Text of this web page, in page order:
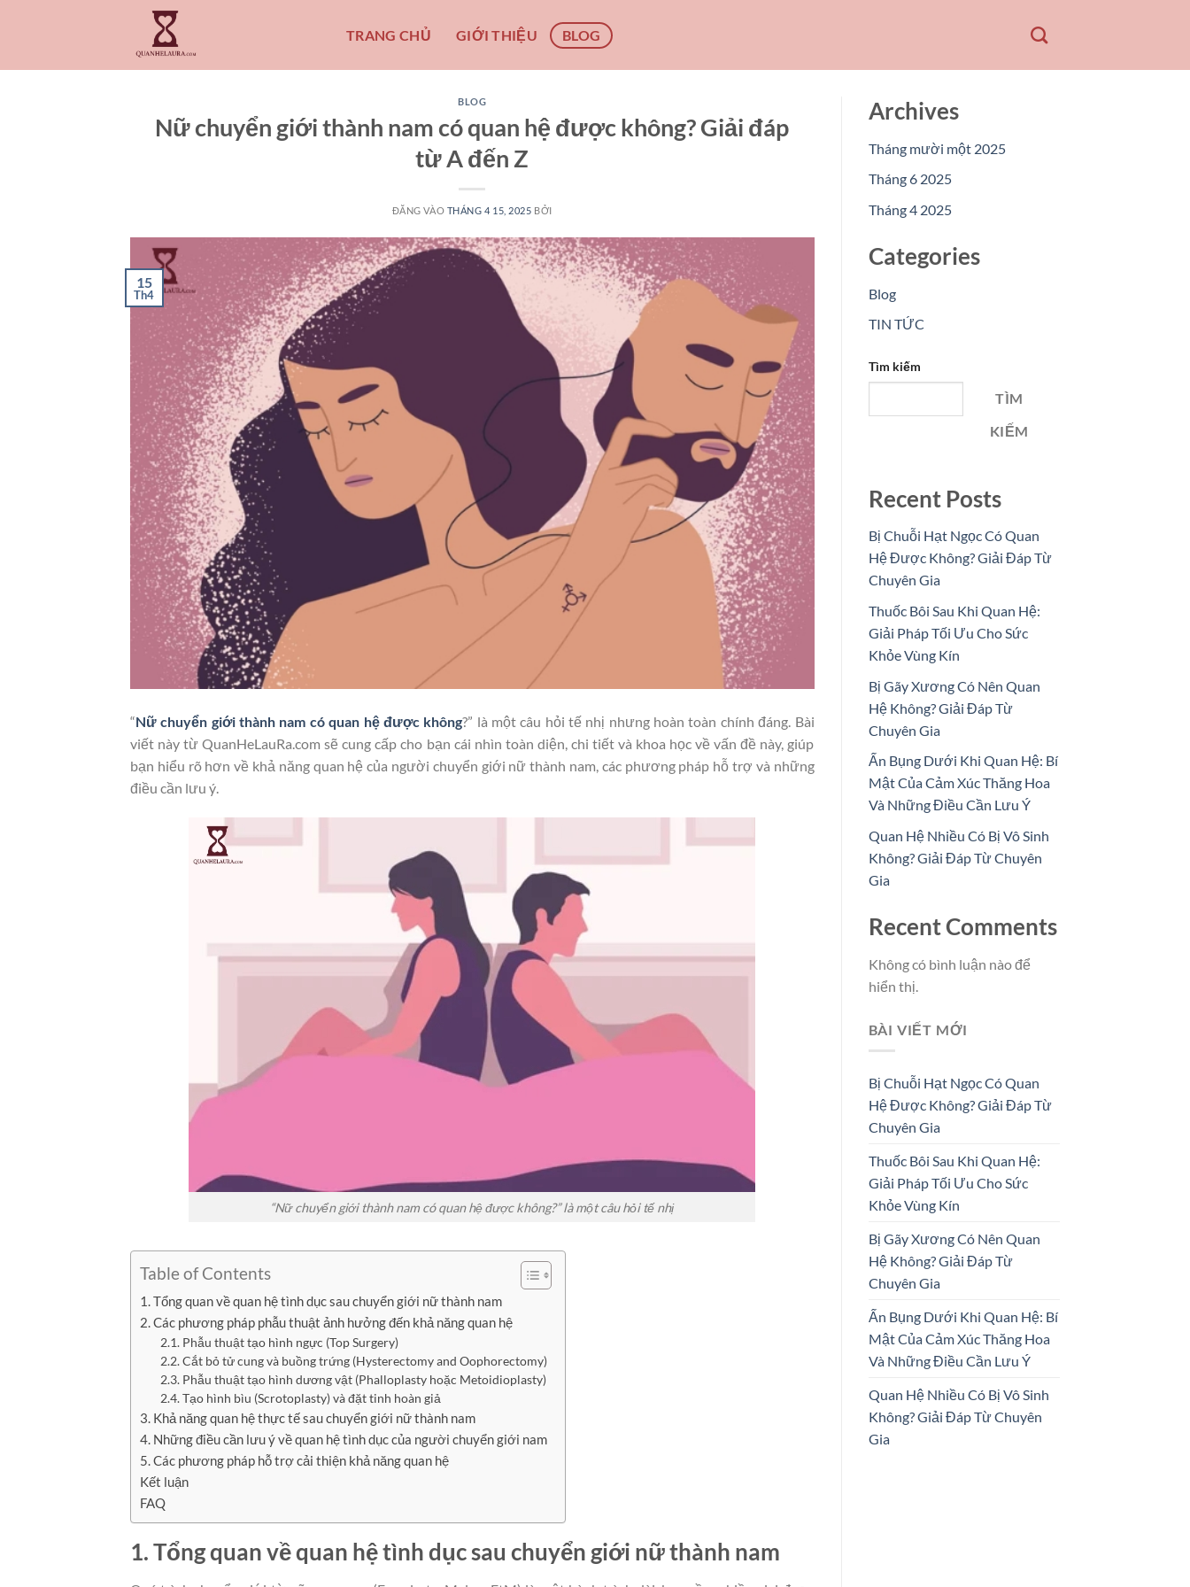
TRANG CHỦ GIỚI THIỆU BLOG
BLOG
Nữ chuyển giới thành nam có quan hệ được không? Giải đáp
từ A đến Z
ĐĂNG VÀO THÁNG 4 15, 2025 BỞI
15
Th4
“Nữ chuyển giới thành nam có quan hệ được không?” là một câu hỏi tế nhị nhưng hoàn toàn chính đáng. Bài
viết này từ QuanHeLauRa.com sẽ cung cấp cho bạn cái nhìn toàn diện, chi tiết và khoa học về vấn đề này, giúp
bạn hiểu rõ hơn về khả năng quan hệ của người chuyển giới nữ thành nam, các phương pháp hỗ trợ và những
điều cần lưu ý.
“Nữ chuyển giới thành nam có quan hệ được không?” là một câu hỏi tế nhị
Table of Contents
1. Tổng quan về quan hệ tình dục sau chuyển giới nữ thành nam
2. Các phương pháp phẫu thuật ảnh hưởng đến khả năng quan hệ
2.1. Phẫu thuật tạo hình ngực (Top Surgery)
2.2. Cắt bỏ tử cung và buồng trứng (Hysterectomy and Oophorectomy)
2.3. Phẫu thuật tạo hình dương vật (Phalloplasty hoặc Metoidioplasty)
2.4. Tạo hình bìu (Scrotoplasty) và đặt tinh hoàn giả
3. Khả năng quan hệ thực tế sau chuyển giới nữ thành nam
4. Những điều cần lưu ý về quan hệ tình dục của người chuyển giới nam
5. Các phương pháp hỗ trợ cải thiện khả năng quan hệ
Kết luận
FAQ
1. Tổng quan về quan hệ tình dục sau chuyển giới nữ thành nam
Archives
Tháng mười một 2025
Tháng 6 2025
Tháng 4 2025
Categories
Blog
TIN TỨC
Tìm kiếm
TÌM
KIẾM
Recent Posts
Bị Chuỗi Hạt Ngọc Có Quan
Hệ Được Không? Giải Đáp Từ
Chuyên Gia
Thuốc Bôi Sau Khi Quan Hệ:
Giải Pháp Tối Ưu Cho Sức
Khỏe Vùng Kín
Bị Gãy Xương Có Nên Quan
Hệ Không? Giải Đáp Từ
Chuyên Gia
Ấn Bụng Dưới Khi Quan Hệ: Bí
Mật Của Cảm Xúc Thăng Hoa
Và Những Điều Cần Lưu Ý
Quan Hệ Nhiều Có Bị Vô Sinh
Không? Giải Đáp Từ Chuyên
Gia
Recent Comments
Không có bình luận nào để
hiển thị.
BÀI VIẾT MỚI
Bị Chuỗi Hạt Ngọc Có Quan
Hệ Được Không? Giải Đáp Từ
Chuyên Gia
Thuốc Bôi Sau Khi Quan Hệ:
Giải Pháp Tối Ưu Cho Sức
Khỏe Vùng Kín
Bị Gãy Xương Có Nên Quan
Hệ Không? Giải Đáp Từ
Chuyên Gia
Ấn Bụng Dưới Khi Quan Hệ: Bí
Mật Của Cảm Xúc Thăng Hoa
Và Những Điều Cần Lưu Ý
Quan Hệ Nhiều Có Bị Vô Sinh
Không? Giải Đáp Từ Chuyên
Gia